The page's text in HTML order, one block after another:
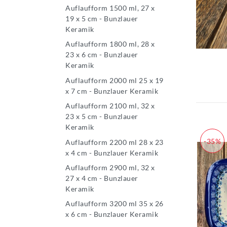
Auflaufform 1500 ml, 27 x
19 x 5 cm - Bunzlauer
Keramik
Auflaufform 1800 ml, 28 x
23 x 6 cm - Bunzlauer
Keramik
Auflaufform 2000 ml 25 x 19
x 7 cm - Bunzlauer Keramik
Auflaufform 2100 ml, 32 x
23 x 5 cm - Bunzlauer
Keramik
Auflaufform 2200 ml 28 x 23
x 4 cm - Bunzlauer Keramik
Auflaufform 2900 ml, 32 x
27 x 4 cm - Bunzlauer
Keramik
Auflaufform 3200 ml 35 x 26
x 6 cm - Bunzlauer Keramik
-35%